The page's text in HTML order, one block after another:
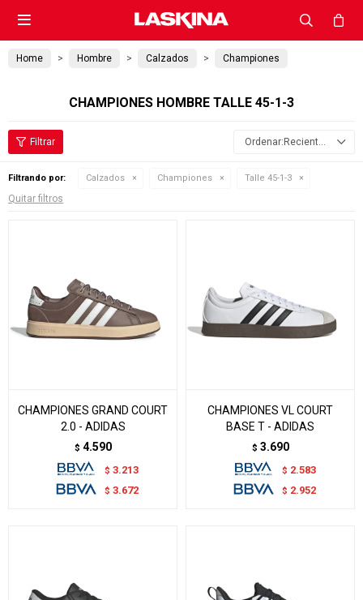

Home Hombre Calzados Championes
CHAMPIONES HOMBRE TALLE 45-1-3
Recientes
Filtrando por: Calzados Championes Talle 45-1-3
Quitar filtros
CHAMPIONES GRAND COURT
2.0 - ADIDAS
$ 4.590
$ 3.213
$ 3.672
CHAMPIONES VL COURT
BASE T - ADIDAS
$ 3.690
$ 2.583
$ 2.952